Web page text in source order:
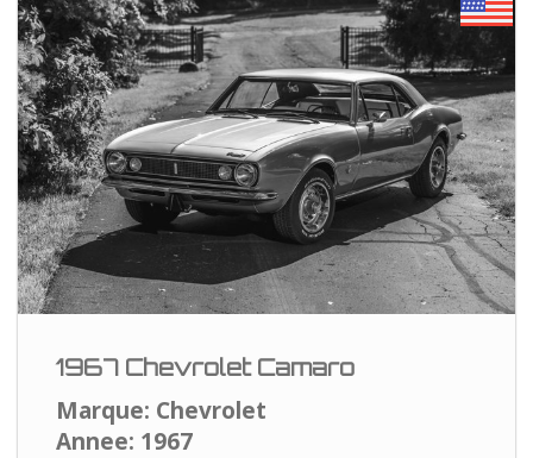
1967 Chevrolet Camaro
Marque: Chevrolet
Annee: 1967